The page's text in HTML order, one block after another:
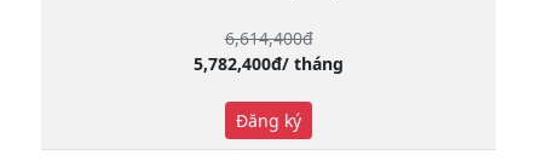
6,614,400đ
5,782,400đ/ tháng
Đăng ký